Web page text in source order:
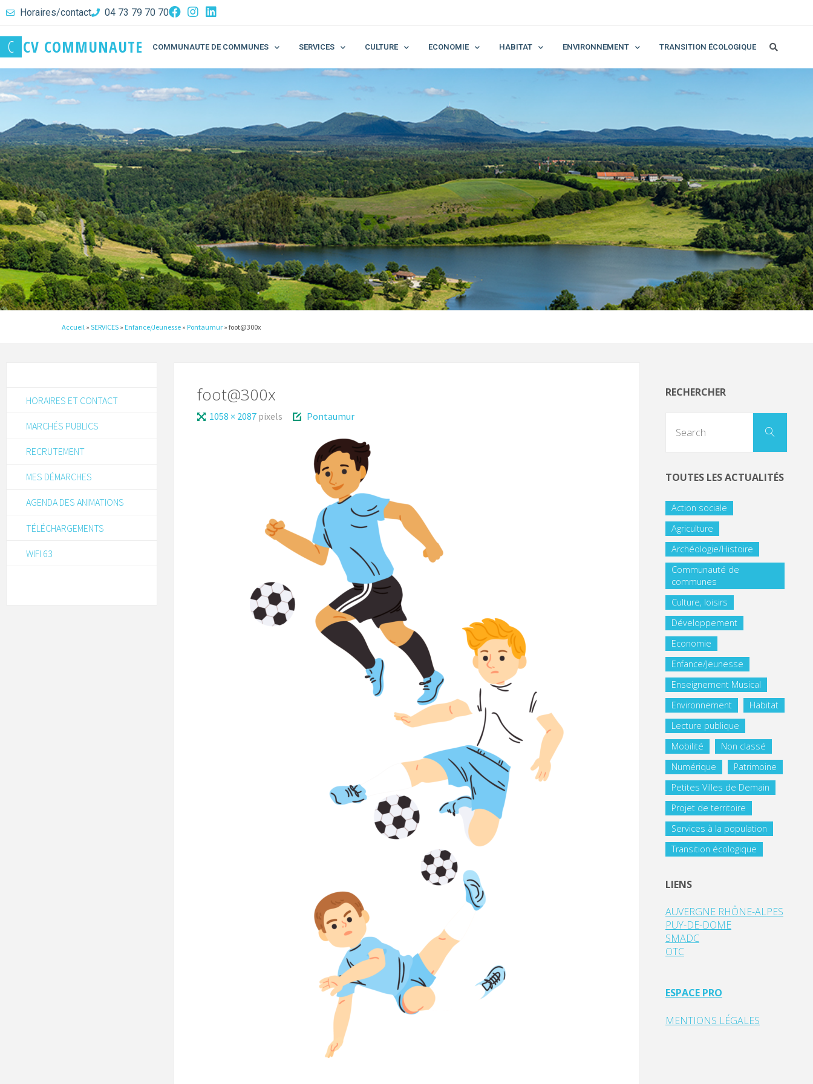
Horaires/contact 04 73 79 70 70
C CV COMMUNAUTE COMMUNAUTE DE COMMUNES SERVICES CULTURE ECONOMIE HABITAT ENVIRONNEMENT TRANSITION ÉCOLOGIQUE
Accueil » SERVICES » Enfance/Jeunesse » Pontaumur» foot@300x
foot@300x
1058 × 2087 pixels Pontaumur
HORAIRES ET CONTACT
MARCHÉS PUBLICS
RECRUTEMENT
MES DÉMARCHES
AGENDA DES ANIMATIONS
TÉLÉCHARGEMENTS
WIFI 63
RECHERCHER
TOUTES LES ACTUALITÉS
Action sociale
Agriculture
Archéologie/Histoire
Communauté de
communes
Culture, loisirs
Développement
Economie
Enfance/Jeunesse
Enseignement Musical
Environnement
Habitat
Lecture publique
Mobilité
Non classé
Numérique
Patrimoine
Petites Villes de Demain
Projet de territoire
Services à la population
Transition écologique
LIENS
AUVERGNE RHÔNE-ALPES
PUY-DE-DOME
SMADC
OTC
ESPACE PRO
MENTIONS LÉGALES